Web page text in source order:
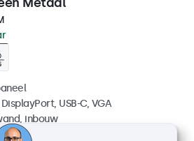
USB-C, VGA
inbouw
x 45 mm